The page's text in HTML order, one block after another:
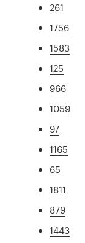
261
1756
1583
125
966
1059
97
1165
65
1811
879
1443